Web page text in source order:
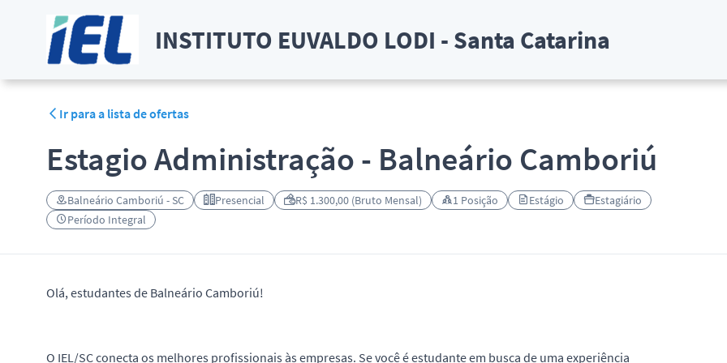
INSTITUTO EUVALDO LODI - Santa Catarina
Ir para a lista de ofertas
Estagio Administração - Balneário Camboriú
Balneário Camboriú - SC Presencial R$ 1.300,00 (Bruto Mensal) 1 Posição Estágio
Estagiário
Período Integral
Olá, estudantes de Balneário Camboriú!
O IEL/SC conecta os melhores profissionais às empresas. Se você é estudante em busca de uma experiência